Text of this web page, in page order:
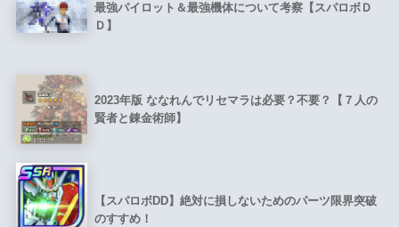
最強パイロット＆最強機体について考察【スパロボＤ
Ｄ】
2023年版 ななれんでリセマラは必要？不要？【７人の
賢者と錬金術師】
【スパロボDD】絶対に損しないためのパーツ限界突破
のすすめ！